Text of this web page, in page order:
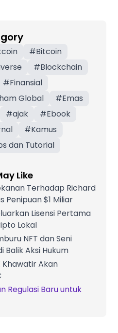
#Bitcoin
#Blockchain
#Finansial
Global #Emas
#ajak #Ebook
#Kamus
dan Tutorial
Like
Terhadap Richard
Penipuan $1 Miliar
Lisensi Pertama
Lokal
NFT dan Seni
Balik Aksi Hukum
Khawatir Akan
Regulasi Baru untuk